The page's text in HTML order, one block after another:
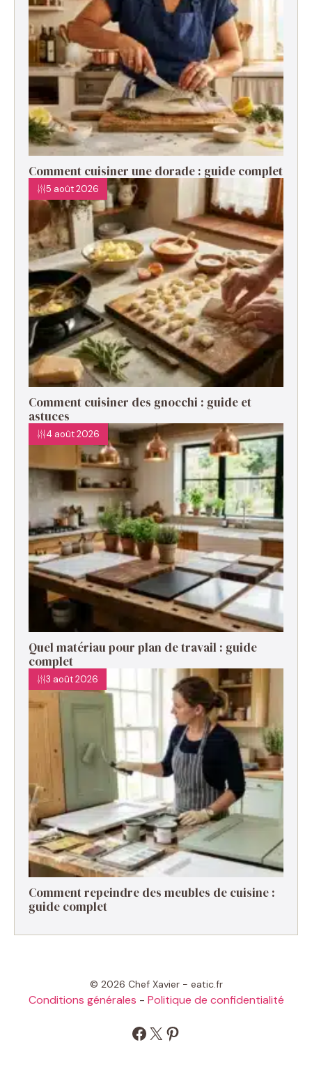
Comment cuisiner une dorade : guide complet
5 août 2026
Comment cuisiner des gnocchi : guide et
astuces
4 août 2026
Quel matériau pour plan de travail : guide
complet
3 août 2026
Comment repeindre des meubles de cuisine :
guide complet
© 2026 Chef Xavier - eatic.fr
Conditions générales - Politique de confidentialité
Facebook
X Pinterest